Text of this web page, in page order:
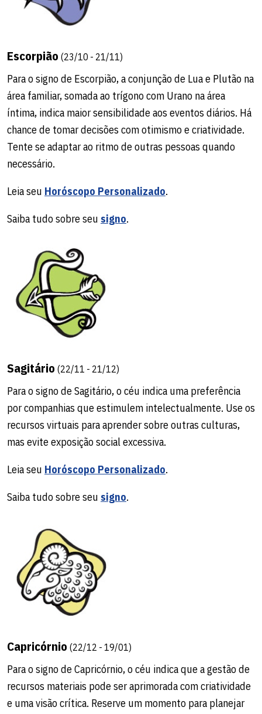
Escorpião (23/10 - 21/11)
Para o signo de Escorpião, a conjunção de Lua e Plutão na
área familiar, somada ao trígono com Urano na área
íntima, indica maior sensibilidade aos eventos diários. Há
chance de tomar decisões com otimismo e criatividade.
Tente se adaptar ao ritmo de outras pessoas quando
necessário.
Leia seu Horóscopo Personalizado.
Saiba tudo sobre seu signo.
Sagitário (22/11 - 21/12)
Para o signo de Sagitário, o céu indica uma preferência
por companhias que estimulem intelectualmente. Use os
recursos virtuais para aprender sobre outras culturas,
mas evite exposição social excessiva.
Leia seu Horóscopo Personalizado.
Saiba tudo sobre seu signo.
Capricórnio (22/12 - 19/01)
Para o signo de Capricórnio, o céu indica que a gestão de
recursos materiais pode ser aprimorada com criatividade
e uma visão crítica. Reserve um momento para planejar